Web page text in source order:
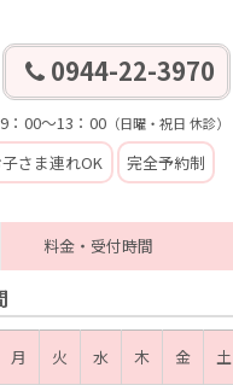
0944-22-3970
00～13：00（日曜・祝日 休診）
さま連れOK 完全予約制
料金・受付時間
月 火 水 木 金 土